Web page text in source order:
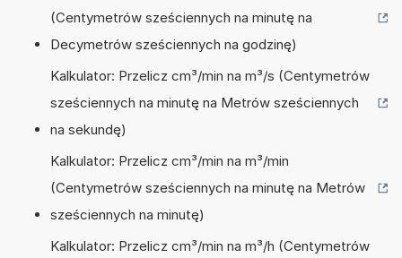
(Centymetrów sześciennych na minutę na
Decymetrów sześciennych na godzinę)
Kalkulator: Przelicz cm³/min na m³/s (Centymetrów
sześciennych na minutę na Metrów sześciennych
na sekundę)
Kalkulator: Przelicz cm³/min na m³/min
(Centymetrów sześciennych na minutę na Metrów
sześciennych na minutę)
Kalkulator: Przelicz cm³/min na m³/h (Centymetrów